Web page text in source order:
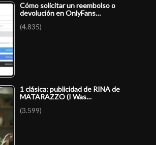
Cómo solicitar un reembolso o
devolución en OnlyFans…
(4.835)
1 clásica: publicidad de RINA de
MATARAZZO (I Was…
(3.599)